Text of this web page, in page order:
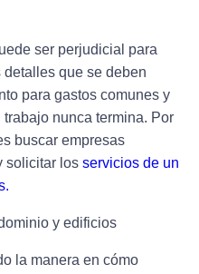
ser perjudicial para
detalles que se deben
para gastos comunes y
trabajo nunca termina. Por
buscar empresas
solicitar los servicios de un
la manera en cómo